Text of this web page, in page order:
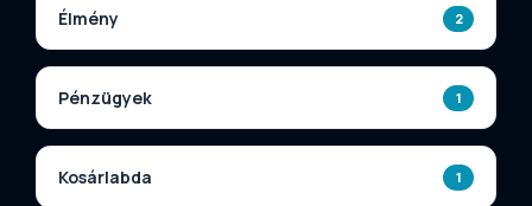
Élmény 2
Pénzügyek 1
Kosárlabda 1